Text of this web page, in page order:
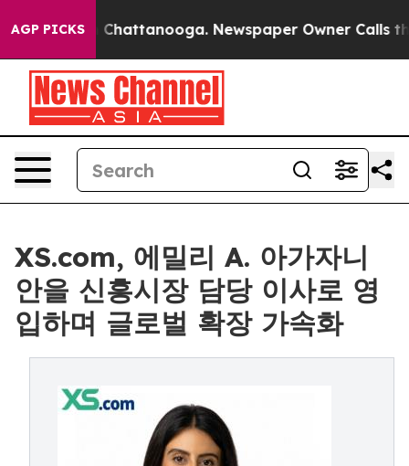
AGP PICKS
in Chattanooga. Newspaper Owner Calls the
XS.com, 에밀리 A. 아가자니
안을 신흥시장 담당 이사로 영
입하며 글로벌 확장 가속화